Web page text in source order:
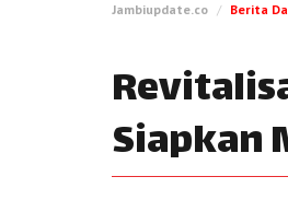
Jambiupdate.co Berita
Siapkan